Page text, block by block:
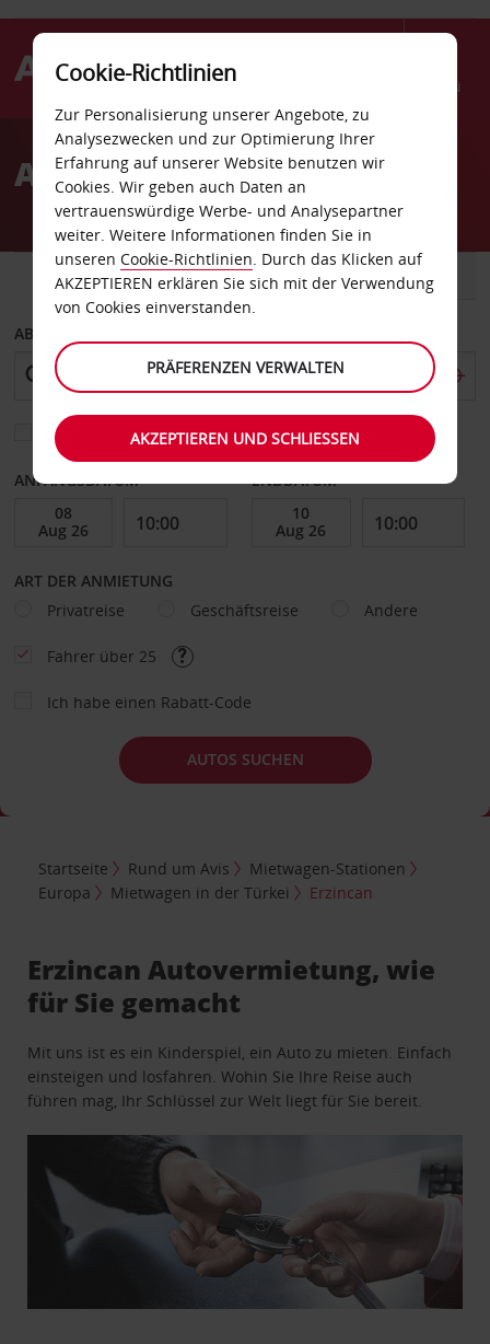
Menü
AvisAutovermietung Erzincan
FAHRZEUG TRANSPORTER
ABHOLEN VON
Eine andere Rückgabestation auswählen
ANFANGSDATUM ENDDATUM
ART DER ANMIETUNG
Privatreise
Geschäftsreise Andere
Fahrer über 25
Ich habe einen Rabatt-Code
AUTOS SUCHEN
Startseite Rund um Avis
Mietwagen-Stationen
Europa
Mietwagen in der Türkei Erzincan
Erzincan Autovermietung, wie
für Sie gemacht
Mit uns ist es ein Kinderspiel, ein Auto zu mieten. Einfach
einsteigen und losfahren. Wohin Sie Ihre Reise auch
führen mag, Ihr Schlüssel zur Welt liegt für Sie bereit.
Cookie-Richtlinien
Zur Personalisierung unserer Angebote, zu
Analysezwecken und zur Optimierung Ihrer
Erfahrung auf unserer Website benutzen wir
Cookies. Wir geben auch Daten an
vertrauenswürdige Werbe- und Analysepartner
weiter. Weitere Informationen finden Sie in
unseren Cookie-Richtlinien. Durch das Klicken auf
AKZEPTIEREN erklären Sie sich mit der Verwendung
von Cookies einverstanden.
PRÄFERENZEN VERWALTEN
AKZEPTIEREN UND SCHLIESSEN